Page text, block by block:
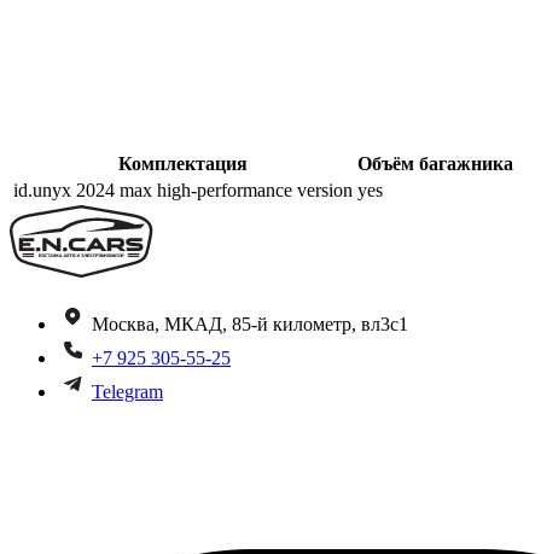
Комплектация
Объём багажника
id.unyx 2024 max high-performance version yes
Москва, МКАД, 85-й километр, вл3с1
+7 925 305-55-25
Telegram